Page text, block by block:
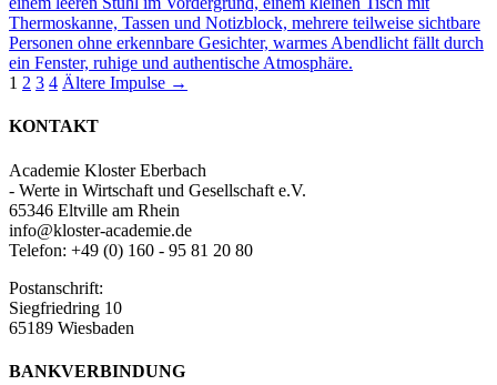
Meditationsimpulse
Navigation
1 2 3 4 Ältere Impulse →
KONTAKT
Academie Kloster Eberbach
- Werte in Wirtschaft und Gesellschaft e.V.
65346 Eltville am Rhein
info@kloster-academie.de
Telefon: +49 (0) 160 - 95 81 20 80
Postanschrift:
Siegfriedring 10
65189 Wiesbaden
BANKVERBINDUNG